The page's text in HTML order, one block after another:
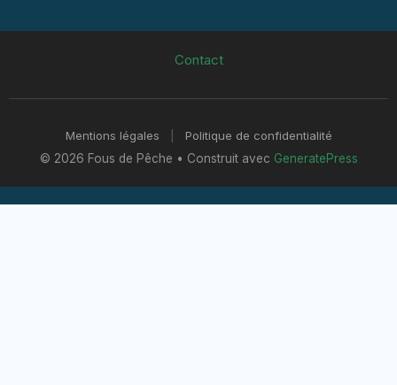
Contact
Mentions légales
Politique de confidentialité
© 2026 Fous de Pêche • Construit avec GeneratePress